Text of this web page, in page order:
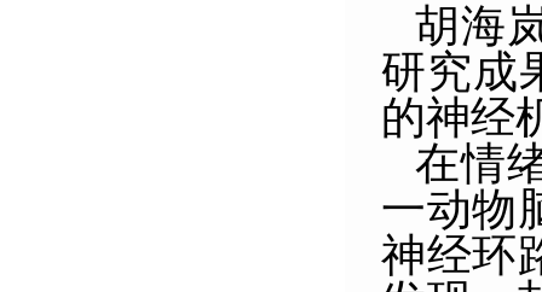
胡海
研究成
的神经
在情
一动物
神经环